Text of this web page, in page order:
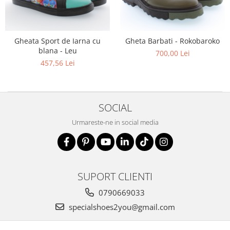
Gheata Sport de Iarna cu
blana - Leu
457,56 Lei
Gheta Barbati - Rokobaroko
700,00 Lei
SOCIAL
Urmareste-ne in social media
SUPORT CLIENTI
0790669033
specialshoes2you@gmail.com